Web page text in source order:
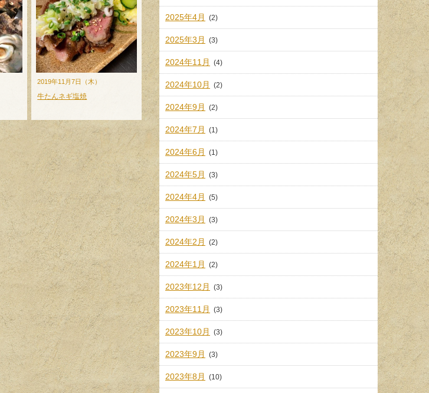
2019年11月7日（木）
牛たんネギ塩焼
2025年4月 (2)
2025年3月 (3)
2024年11月 (4)
2024年10月 (2)
2024年9月 (2)
2024年7月 (1)
2024年6月 (1)
2024年5月 (3)
2024年4月 (5)
2024年3月 (3)
2024年2月 (2)
2024年1月 (2)
2023年12月 (3)
2023年11月 (3)
2023年10月 (3)
2023年9月 (3)
2023年8月 (10)